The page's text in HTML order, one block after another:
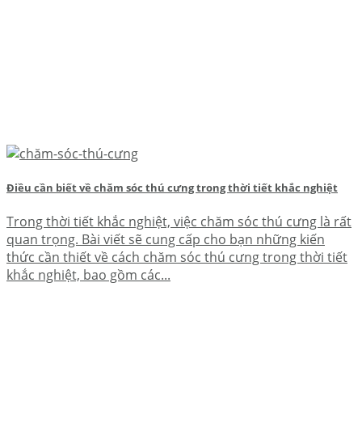
Điều cần biết về chăm sóc thú cưng trong thời tiết khắc nghiệt
Trong thời tiết khắc nghiệt, việc chăm sóc thú cưng là rất
quan trọng. Bài viết sẽ cung cấp cho bạn những kiến
thức cần thiết về cách chăm sóc thú cưng trong thời tiết
khắc nghiệt, bao gồm các...